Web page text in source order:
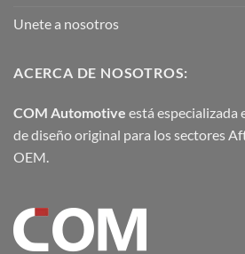
Unete a nosotros
ACERCA DE NOSOTROS:
COM Automotive está especializada
de diseño original para los sectores
OEM.